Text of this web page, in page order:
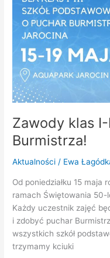
Zawody klas
Burmistrza!
Aktualności / Ewa
Od poniedziałku 15
ramach Świętowania
Każdy uczestnik zajęć
i zdobyć puchar
wszystkich szkół
trzymamy kciuki